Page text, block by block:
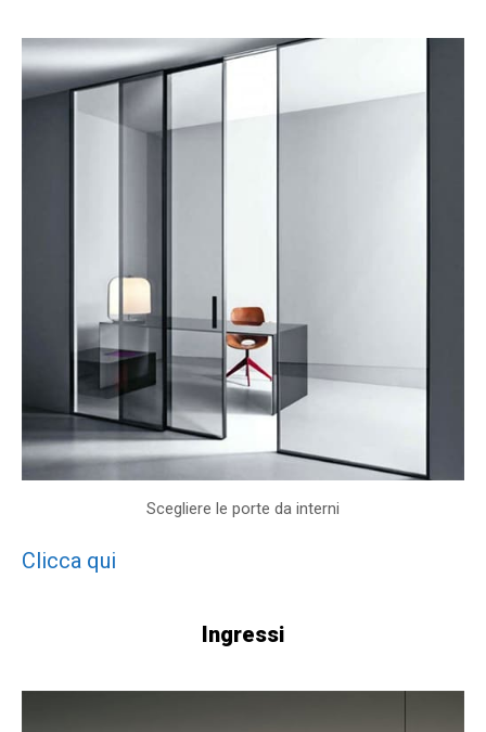
Scegliere le porte da interni
Clicca qui
Ingressi